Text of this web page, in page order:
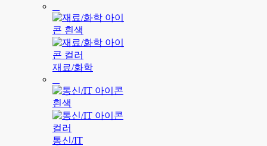
재료/화학
통신/IT